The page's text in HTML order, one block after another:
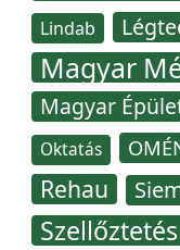
Lindab
Magyar
Magyar
Oktatás
Rehau
Szellőztetés